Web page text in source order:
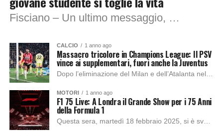
Fisciano – Un ultimo messaggio, poi il vuoto. «Scusatemi», ha scritto al fratello il protagonista di questa tragica vicenda prima di lanciarsi dall’ultimo livello del parcheggio...
CALCIO 1 anno ago
Massacro tricolore in Champions League: Il PSV
vince ai supplementari, fuori anche la Juventus
MOTORI 1 anno ago
F1 75 Live: A Londra il Grande Show per i 75 Anni
della Formula 1
Questa sera, martedì 18 febbraio 2025, si è svolto l’evento “F1 75 Live” presso la O2 Arena di Londra, celebrando il 75° anniversario della Formula 1....